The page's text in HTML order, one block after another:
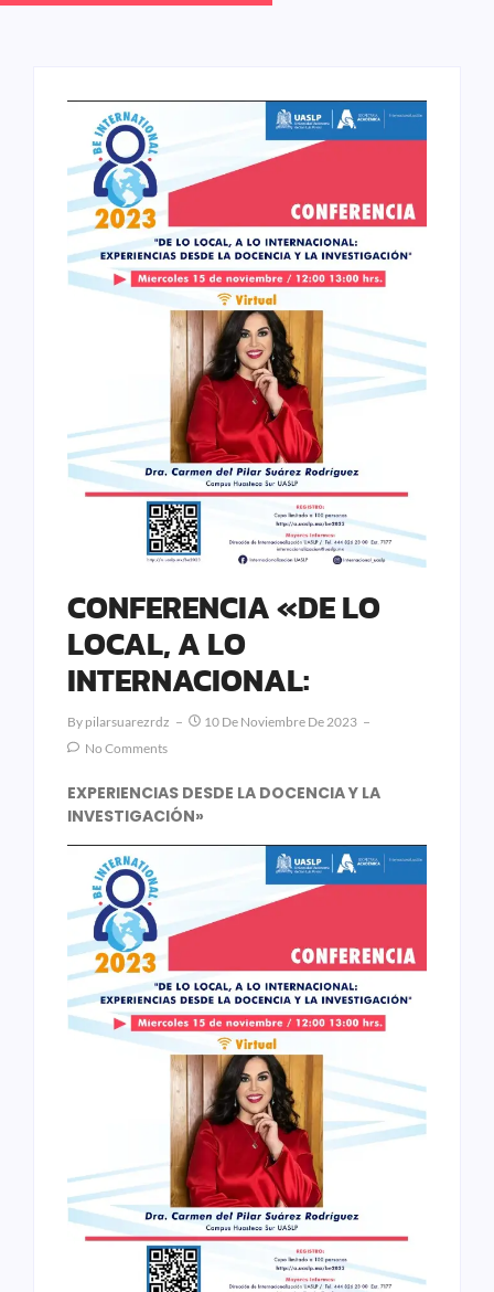
CONFERENCIA «DE LO
LOCAL, A LO
INTERNACIONAL:
By Pilarsuarezrdz
10 De Noviembre De 2023
No Comments
EXPERIENCIAS DESDE LA DOCENCIA Y LA
INVESTIGACIÓN»